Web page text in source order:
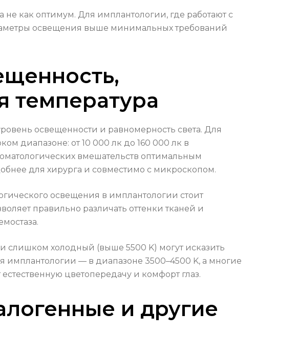
как оптимум. Для имплантологии, где работают с
освещения выше минимальных требований
температура
освещенности и равномерность света. Для
диапазоне: от 10 000 лк до 160 000 лк в
вмешательств оптимальным
для хирурга и совместимо с микроскопом.
освещения в имплантологии стоит
правильно различать оттенки тканей и
слишком холодный (выше 5500 K) могут исказить
имплантологии — в диапазоне 3500–4500 K, а многие
цветопередачу и комфорт глаз.
и другие